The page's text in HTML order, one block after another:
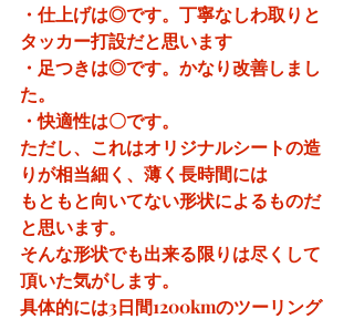
・仕上げは◎です。丁寧なしわ取りと
タッカー打設だと思います
・足つきは◎です。かなり改善しまし
た。
・快適性は〇です。
ただし、これはオリジナルシートの造
りが相当細く、薄く長時間には
もともと向いてない形状によるものだ
と思います。
そんな形状でも出来る限りは尽くして
頂いた気がします。
具体的には3日間1200kmのツーリング